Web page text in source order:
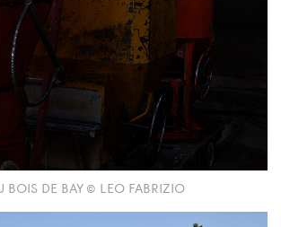
BOIS DE BAY © LEO FABRIZIO